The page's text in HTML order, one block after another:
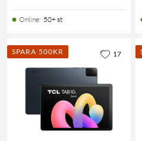
Online: 50+ st
SPARA 500KR 17